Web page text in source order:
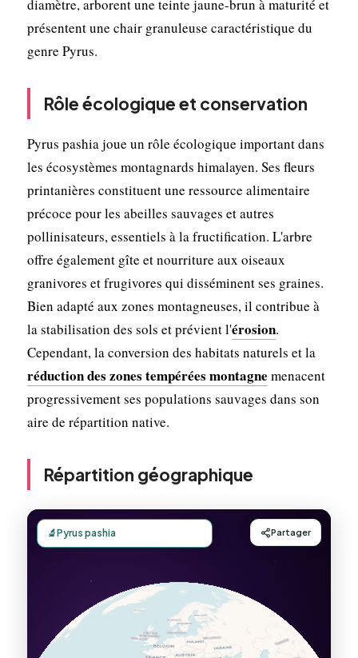
diamètre, arborent une teinte jaune-brun à maturité et
présentent une chair granuleuse caractéristique du
genre Pyrus.
Rôle écologique et conservation
Pyrus pashia joue un rôle écologique important dans
les écosystèmes montagnards himalayen. Ses fleurs
printanières constituent une ressource alimentaire
précoce pour les abeilles sauvages et autres
pollinisateurs, essentiels à la fructification. L'arbre
offre également gîte et nourriture aux oiseaux
granivores et frugivores qui disséminent ses graines.
Bien adapté aux zones montagneuses, il contribue à
la stabilisation des sols et prévient l'érosion.
Cependant, la conversion des habitats naturels et la
réduction des zones tempérées montagne menacent
progressivement ses populations sauvages dans son
aire de répartition native.
Répartition géographique